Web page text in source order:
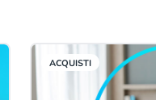
ACQUISTI